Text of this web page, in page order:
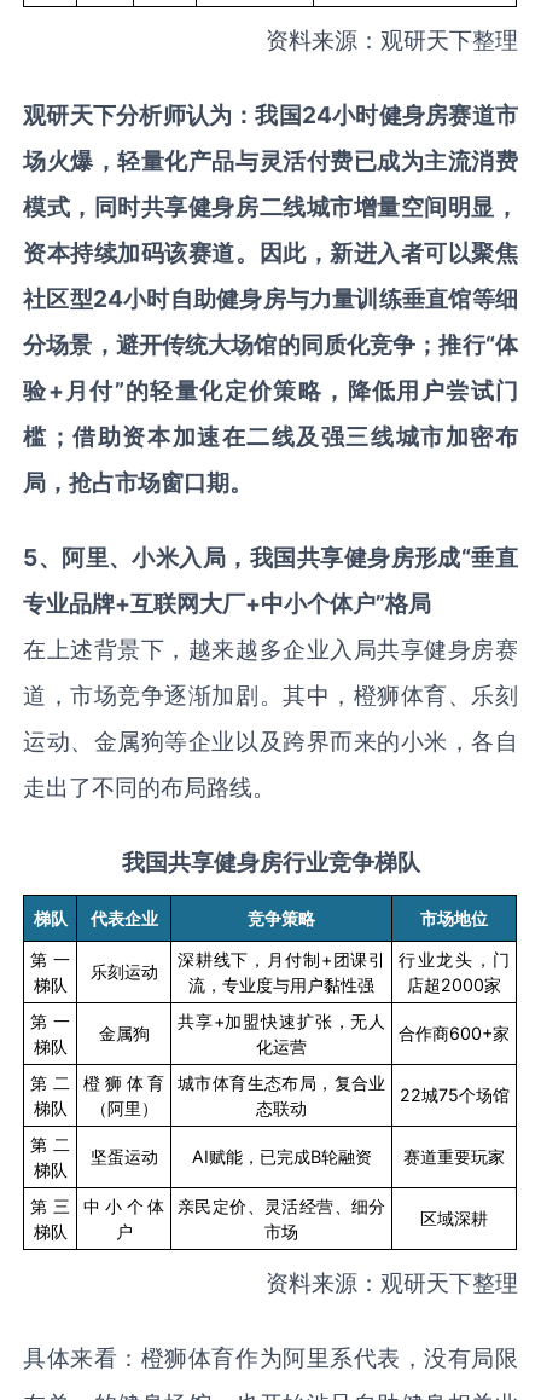
资料来源：观研天下整理
观研天下分析师认为：我国24小时健身房赛道市
场火爆，轻量化产品与灵活付费已成为主流消费
模式，同时共享健身房二线城市增量空间明显，
资本持续加码该赛道。因此，新进入者可以聚焦
社区型24小时自助健身房与力量训练垂直馆等细
分场景，避开传统大场馆的同质化竞争；推行“体
验+月付”的轻量化定价策略，降低用户尝试门
槛；借助资本加速在二线及强三线城市加密布
局，抢占市场窗口期。
5、阿里、小米入局，我国共享健身房形成“垂直
专业品牌+互联网大厂+中小个体户”格局
在上述背景下，越来越多企业入局共享健身房赛
道，市场竞争逐渐加剧。其中，橙狮体育、乐刻
运动、金属狗等企业以及跨界而来的小米，各自
走出了不同的布局路线。
我国共享健身房行业竞争梯队
梯队 代表企业 竞争策略
市场地位
第一
梯队
乐刻运动
深耕线下，月付制+团课引
流，专业度与用户黏性强
行业龙头，门
店超2000家
第一
梯队
金属狗
共享+加盟快速扩张，无人
化运营
合作商600+家
第二
梯队
橙狮体育
（阿里）
城市体育生态布局，复合业
态联动
22城75个场馆
第二
梯队
坚蛋运动 AI赋能，已完成B轮融资 赛道重要玩家
第三
梯队
中小个体
户
亲民定价、灵活经营、细分
市场
区域深耕
资料来源：观研天下整理
具体来看：橙狮体育作为阿里系代表，没有局限